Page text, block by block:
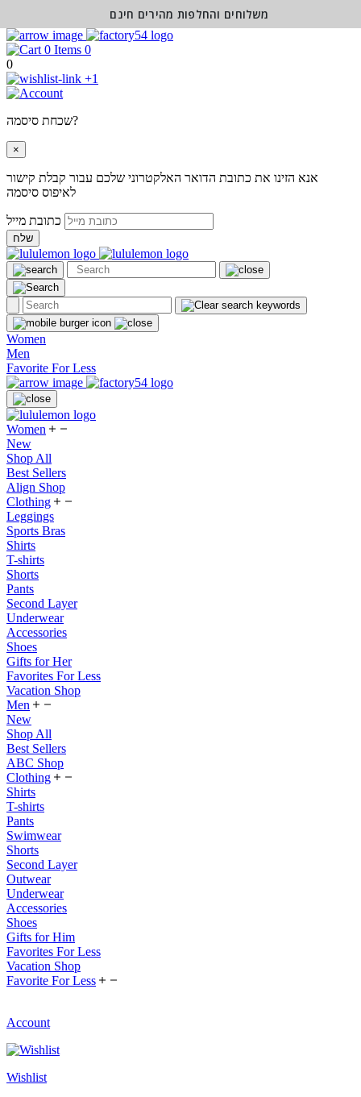
0
0
+1
שכחת סיסמה?
×
אנא הזינו את כתובת הדואר האלקטרוני שלכם עבור קבלת קישור
לאיפוס סיסמה
שלח
Women
Men
Favorite For Less
Women
New
Shop All
Best Sellers
Align Shop
Clothing
Leggings
Sports Bras
Shirts
T-shirts
Shorts
Pants
Second Layer
Underwear
Accessories
Shoes
Gifts for Her
Favorites For Less
Vacation Shop
Men
New
Shop All
Best Sellers
ABC Shop
Clothing
Shirts
T-shirts
Pants
Swimwear
Shorts
Second Layer
Outwear
Underwear
Accessories
Shoes
Gifts for Him
Favorites For Less
Vacation Shop
Favorite For Less
Account
Wishlist
משלוחים והחלפות מהירים חינם